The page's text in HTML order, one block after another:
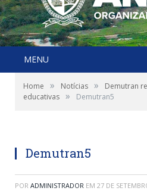
MENU
Home » Notícias »
Demutran
educativas » Demutran5
Demutran5
POR ADMINISTRADOR EM 27 DE